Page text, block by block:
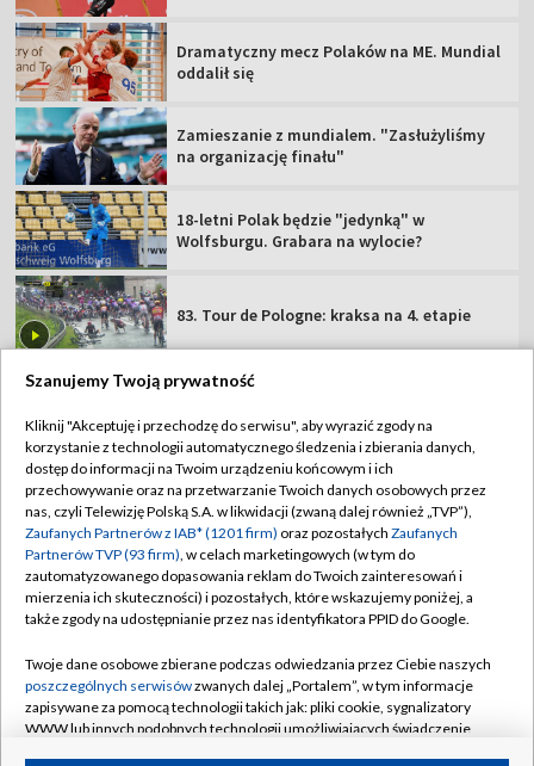
Dramatyczny mecz Polaków na ME. Mundial
oddalił się
Zamieszanie z mundialem. "Zasłużyliśmy
na organizację finału"
18-letni Polak będzie "jedynką" w
Wolfsburgu. Grabara na wylocie?
83. Tour de Pologne: kraksa na 4. etapie
TVP
Abonament TVP
Sklep TVP
Biuro Reklamy
Oferta Handlowa
Emisja w TVP
Rada Programowa
Ogłoszenia przetargowe
Regulamin TVP
Polityka prywatności
Moje zgody
Biuro reklamy
Kanały
Szanujemy Twoją prywatność
Kliknij "Akceptuję i przechodzę do serwisu", aby wyrazić zgody na
korzystanie z technologii automatycznego śledzenia i zbierania danych,
dostęp do informacji na Twoim urządzeniu końcowym i ich
przechowywanie oraz na przetwarzanie Twoich danych osobowych przez
nas, czyli Telewizję Polską S.A. w likwidacji (zwaną dalej również „TVP”),
Zaufanych Partnerów z IAB* (1201 firm) oraz pozostałych Zaufanych
Partnerów TVP (93 firm), w celach marketingowych (w tym do
zautomatyzowanego dopasowania reklam do Twoich zainteresowań i
mierzenia ich skuteczności) i pozostałych, które wskazujemy poniżej, a
także zgody na udostępnianie przez nas identyfikatora PPID do Google.
Twoje dane osobowe zbierane podczas odwiedzania przez Ciebie naszych
poszczególnych serwisówzwanych dalej „Portalem”, w tym informacje
zapisywane za pomocą technologii takich jak: pliki cookie, sygnalizatory
WWW lub innych podobnych technologii umożliwiających świadczenie